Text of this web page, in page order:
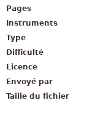
Pages
Instruments
Type
Difficulté
Licence
Envoyé par
Taille du fichier